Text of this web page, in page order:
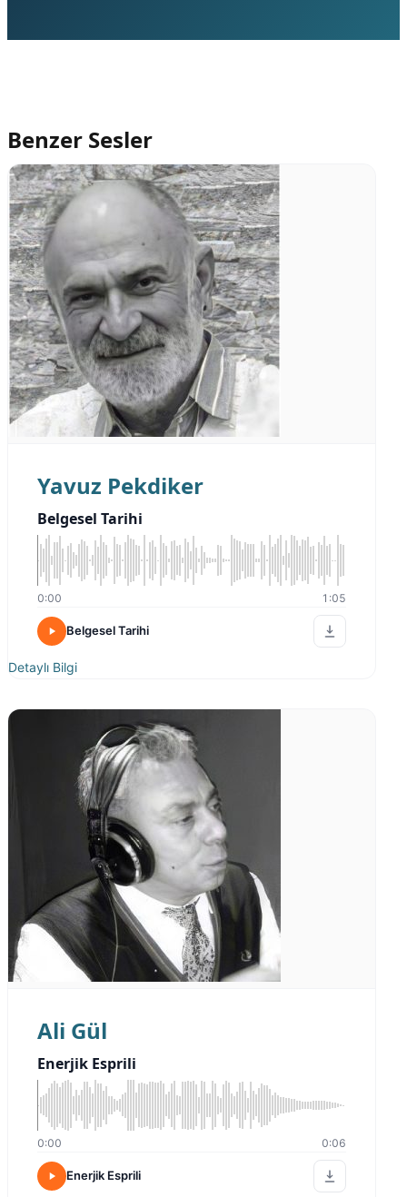
Benzer Sesler
Yavuz Pekdiker
Belgesel Tarihi
0:00 1:05
Belgesel Tarihi
Detaylı Bilgi
Ali Gül
Enerjik Esprili
0:00 0:06
Enerjik Esprili